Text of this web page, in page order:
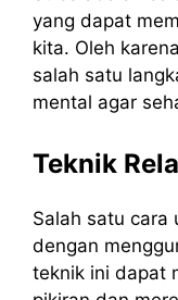
yang dapat
kita. Oleh
salah satu
mental agar
Teknik
Salah satu cara
dengan
teknik ini dapat